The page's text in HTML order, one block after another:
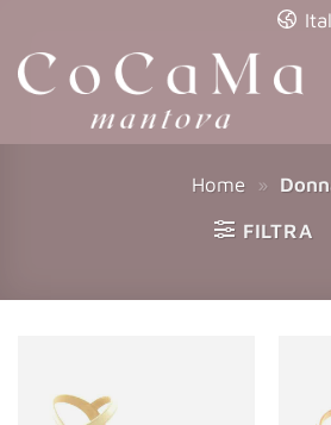
Home »
FILTRA